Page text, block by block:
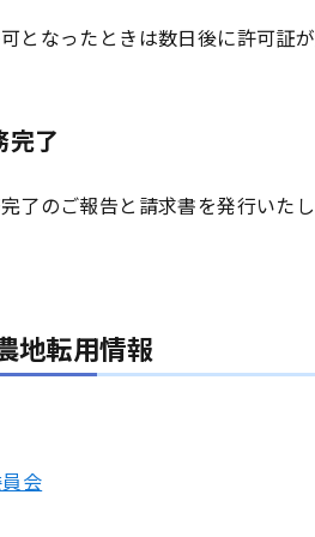
となったときは数日後に許可証
完了
了のご報告と請求書を発行いた
地転用情報
会